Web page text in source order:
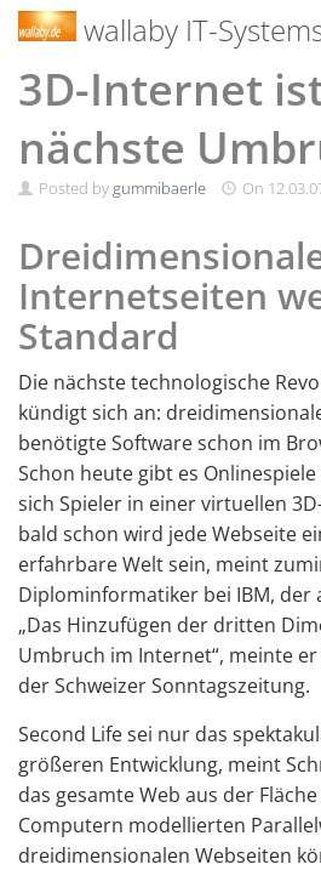
Skip
wallaby IT-
3D-Internet
nächste
Posted bygummibaerle On
Internetseiten
Standard
Die nächste technologische
kündigt sich an:
benötigte Software schon im
Schon heute gibt es Onlinespiele
sich Spieler in einer virtuellen
bald schon wird jede Webseite
erfahrbare Welt sein, meint
Diplominformatiker bei IBM, der
„Das Hinzufügen der dritten
Umbruch im Internet“, meinte
der Schweizer Sonntagszeitung.
Second Life sei nur das
größeren Entwicklung, meint
das gesamte Web aus der
Computern modellierten
dreidimensionalen Webseiten